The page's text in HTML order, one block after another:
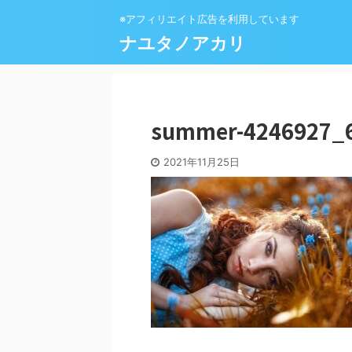
※アフィリエイト広告を利用しています
ナユタノアカリ
summer-
2021年11月25日